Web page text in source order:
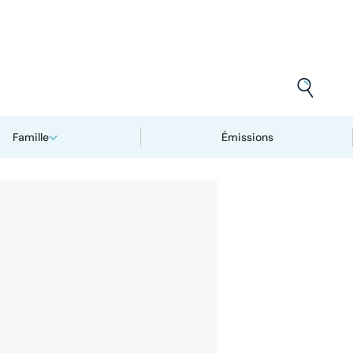
Famille Émissions